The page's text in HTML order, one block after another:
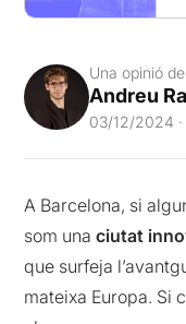
Una opinió de
Andreu
03/12/2024 ·
A Barcelona, si
som unaciutat
que surfeja
mateixa Europa. Si